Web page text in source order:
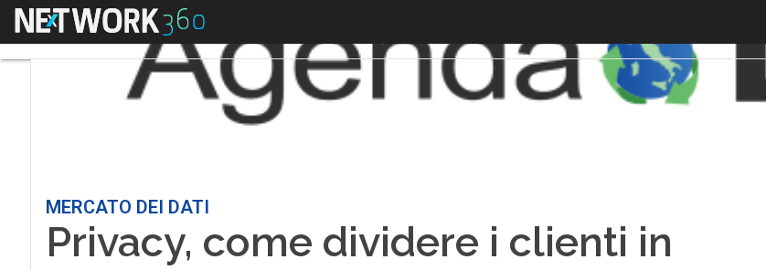
Menu
MERCATO DEI DATI
Privacy, come dividere i clienti in